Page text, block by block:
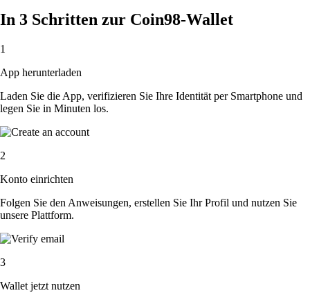
In 3 Schritten zur Coin98-Wallet
1
App herunterladen
Laden Sie die App, verifizieren Sie Ihre Identität per Smartphone und
legen Sie in Minuten los.
2
Konto einrichten
Folgen Sie den Anweisungen, erstellen Sie Ihr Profil und nutzen Sie
unsere Plattform.
3
Wallet jetzt nutzen